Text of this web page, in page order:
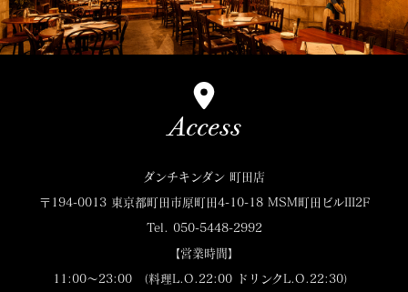
Access
ダンチキンダン 町田店
〒194-0013 東京都町田市原町田4-10-18 MSM町田ビルIII2F
Tel. 050-5448-2992
【営業時間】
11:00～23:00 （料理L.O.22:00 ドリンクL.O.22:30）